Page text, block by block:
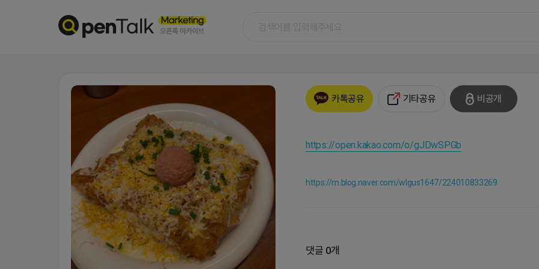
카톡공유 기타공유 비공개
https://open.kakao.com/o/gJDwSPGb
https://m.blog.naver.com/wlgus1647/224010833269
댓글 0개